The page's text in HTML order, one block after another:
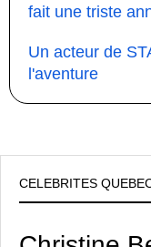
fait une triste
Un acteur de
l'aventure
CELEBRITES